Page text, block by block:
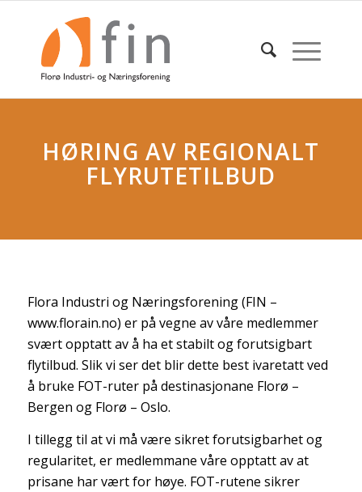
HØRING AV REGIONALT
FLYRUTETILBUD
Flora Industri og Næringsforening (FIN –
www.florain.no) er på vegne av våre medlemmer
svært opptatt av å ha et stabilt og forutsigbart
flytilbud. Slik vi ser det blir dette best ivaretatt ved
å bruke FOT-ruter på destinasjonane Florø –
Bergen og Florø – Oslo.
I tillegg til at vi må være sikret forutsigbarhet og
regularitet, er medlemmane våre opptatt av at
prisane har vært for høye. FOT-rutene sikrer